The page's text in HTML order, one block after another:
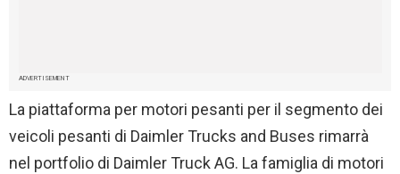
ADVERTISEMENT
La piattaforma per motori pesanti per il segmento dei
veicoli pesanti di Daimler Trucks and Buses rimarrà
nel portfolio di Daimler Truck AG. La famiglia di motori